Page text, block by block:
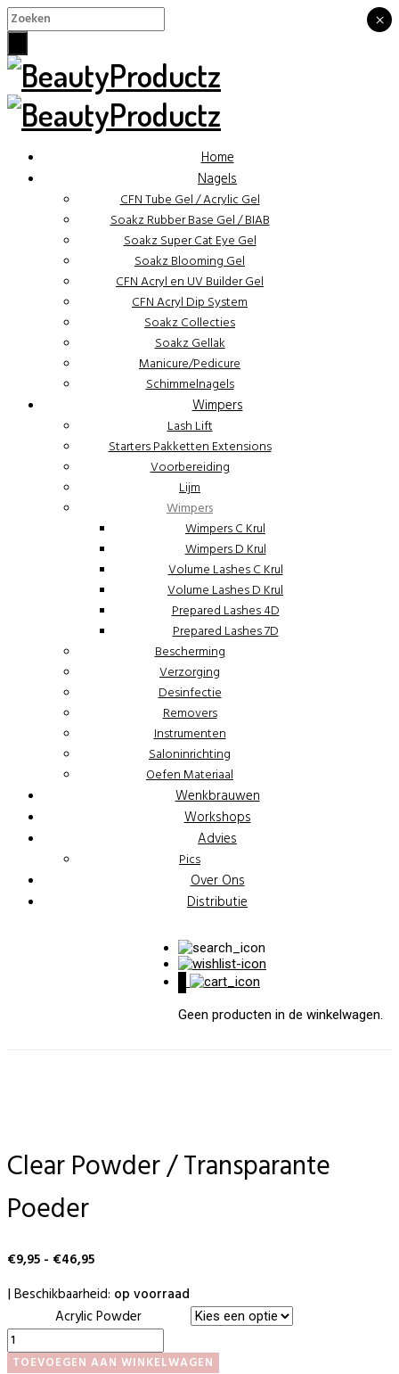
Home
Nagels
CFN Tube Gel / Acrylic Gel
Soakz Rubber Base Gel / BIAB
Soakz Super Cat Eye Gel
Soakz Blooming Gel
CFN Acryl en UV Builder Gel
CFN Acryl Dip System
Soakz Collecties
Soakz Gellak
Manicure/Pedicure
Schimmelnagels
Wimpers
Lash Lift
Starters Pakketten Extensions
Voorbereiding
Lijm
Wimpers
Wimpers C Krul
Wimpers D Krul
Volume Lashes C Krul
Volume Lashes D Krul
Prepared Lashes 4D
Prepared Lashes 7D
Bescherming
Verzorging
Desinfectie
Removers
Instrumenten
Saloninrichting
Oefen Materiaal
Wenkbrauwen
Workshops
Advies
Pics
Over Ons
Distributie
Geen producten in de winkelwagen.
Clear Powder / Transparante
Poeder
€9,95 - €46,95Prijsklasse:
tot
€46,95
| Beschikbaarheid: op voorraad
Acrylic Powder
Clear
Powder
TOEVOEGEN AAN WINKELWAGEN
×